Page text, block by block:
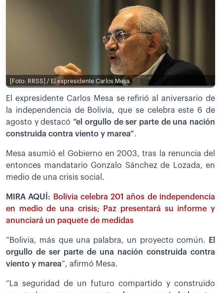
[Foto: RRSS] / El expresidente Carlos Mesa.
El expresidente Carlos Mesa se refirió al aniversario de
la independencia de Bolivia, que se celebra este 6 de
agosto y destacó“el orgullo de ser parte de una nación
construida contra viento y marea”.
Mesa asumió el Gobierno en 2003, tras la renuncia del
entonces mandatario Gonzalo Sánchez de Lozada, en
medio de una crisis social.
MIRA AQUÍ:
Bolivia celebra 201 años de independencia
en medio de una crisis; Paz presentará su informe y
anunciará un paquete de medidas
“Bolivia, más que una palabra, un proyecto común.
El
orgullo de ser parte de una nación construida contra
viento y marea”, afirmó Mesa.
“La seguridad de un futuro compartido y construido